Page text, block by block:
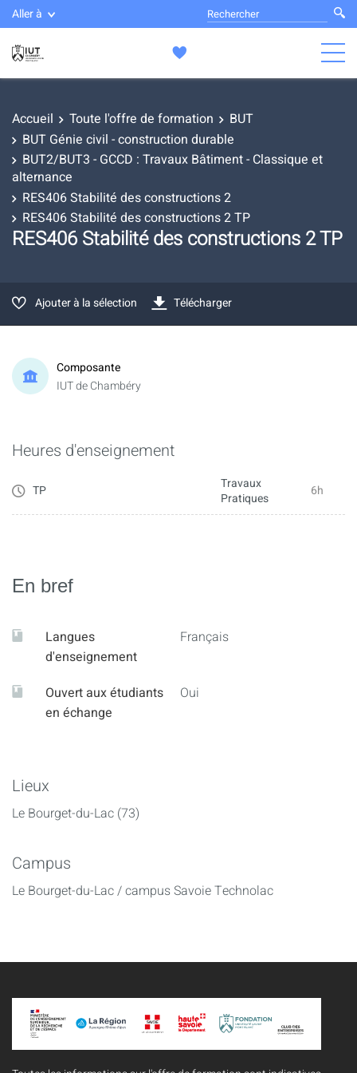
Aller à
Accueil Toute l'offre de formation
BUT
BUT Génie civil - construction durable
BUT2/BUT3 - GCCD : Travaux Bâtiment - Classique et
alternance
RES406 Stabilité des constructions 2
RES406 Stabilité des constructions 2 TP
RES406 Stabilité des constructions 2 TP
Ajouter à la sélection Télécharger
Composante
IUT de Chambéry
Heures d'enseignement
TP
Travaux
Pratiques
6h
En bref
Langues
d'enseignement
Français
Ouvert aux étudiants
en échange
Oui
Lieux
Le Bourget-du-Lac (73)
Campus
Le Bourget-du-Lac / campus Savoie Technolac